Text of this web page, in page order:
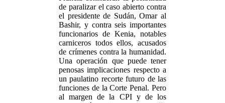
de paralizar el caso abierto contra
el presidente de Sudán, Omar al
Bashir, y contra seis importantes
funcionarios de Kenia, notables
carniceros todos ellos, acusados
de crímenes contra la humanidad.
Una operación que puede tener
penosas implicaciones respecto a
un paulatino recorte futuro de las
funciones de la Corte Penal. Pero
al margen de la CPI y de los